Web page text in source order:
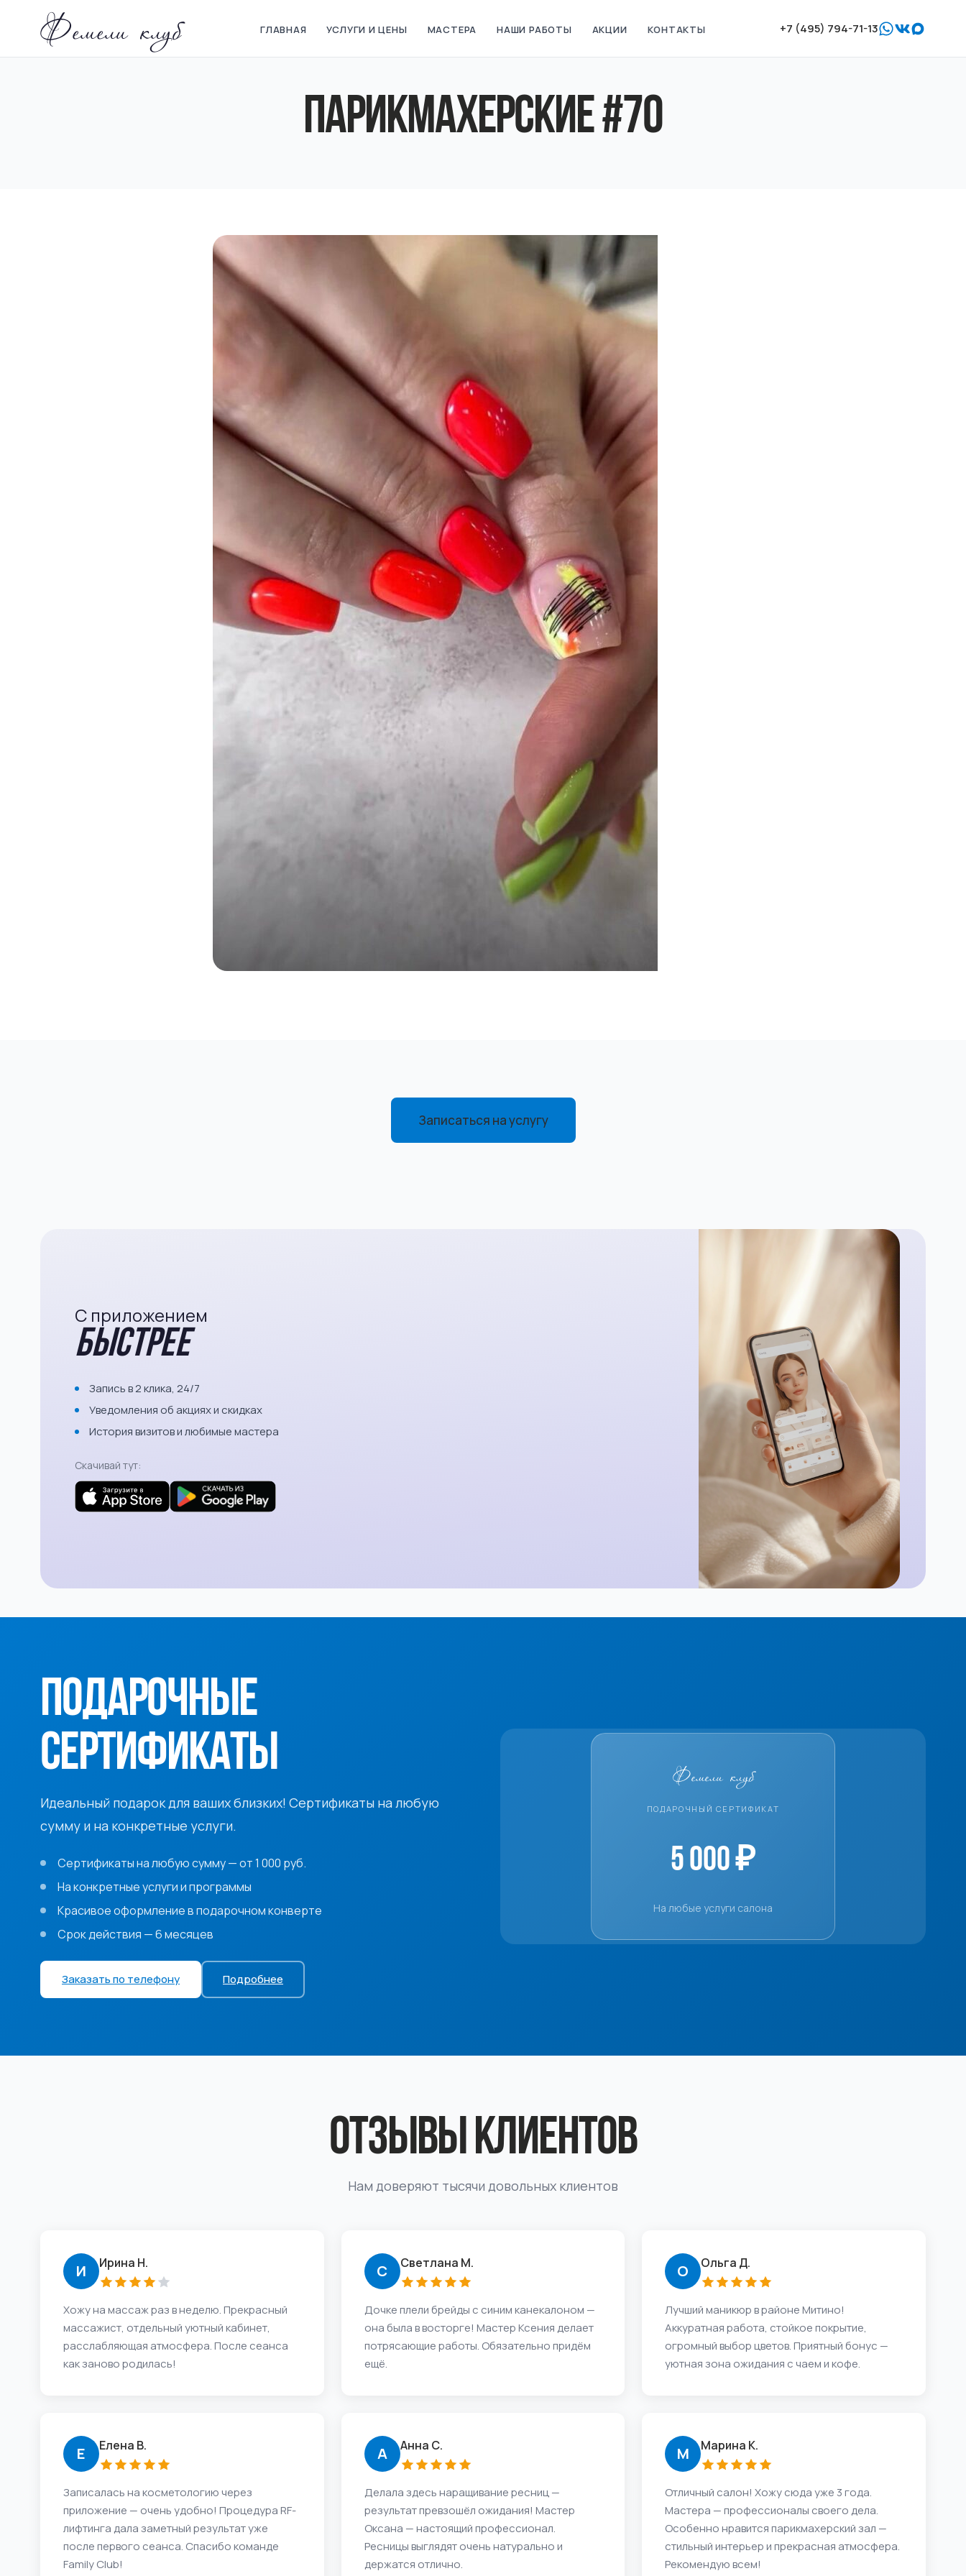
Фемели клуб +7 (495) 794-71-13
ГЛАВНАЯ УСЛУГИ И ЦЕНЫ МАСТЕРА НАШИ РАБОТЫ АКЦИИ КОНТАКТЫ
ПАРИКМАХЕРСКИЕ #70
Записаться на услугу
С приложением
быстрее
Запись в 2 клика, 24/7
Уведомления об акциях и скидках
История визитов и любимые мастера
Скачивай тут:
ПОДАРОЧНЫЕ
СЕРТИФИКАТЫ
Идеальный подарок для ваших близких! Сертификаты на любую
сумму и на конкретные услуги.
Сертификаты на любую сумму — от 1 000 руб.
На конкретные услуги и программы
Красивое оформление в подарочном конверте
Срок действия — 6 месяцев
Заказать по телефону Подробнее
Фемели клуб
ПОДАРОЧНЫЙ СЕРТИФИКАТ
5 000 ₽
На любые услуги салона
ОТЗЫВЫ КЛИЕНТОВ
Нам доверяют тысячи довольных клиентов
И Ирина Н.
Хожу на массаж раз в неделю. Прекрасный
массажист, отдельный уютный кабинет,
расслабляющая атмосфера. После сеанса
как заново родилась!
С Светлана М.
Дочке плели брейды с синим канекалоном —
она была в восторге! Мастер Ксения делает
потрясающие работы. Обязательно придём
ещё.
О Ольга Д.
Лучший маникюр в районе Митино!
Аккуратная работа, стойкое покрытие,
огромный выбор цветов. Приятный бонус —
уютная зона ожидания с чаем и кофе.
Е Елена В.
Записалась на косметологию через
приложение — очень удобно! Процедура RF-
лифтинга дала заметный результат уже
после первого сеанса. Спасибо команде
Family Club!
А Анна С.
Делала здесь наращивание ресниц —
результат превзошёл ожидания! Мастер
Оксана — настоящий профессионал.
Ресницы выглядят очень натурально и
держатся отлично.
М Марина К.
Отличный салон! Хожу сюда уже 3 года.
Мастера — профессионалы своего дела.
Особенно нравится парикмахерский зал —
стильный интерьер и прекрасная атмосфера.
Рекомендую всем!